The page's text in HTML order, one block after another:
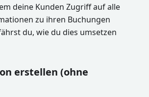
deine Kunden Zugriff auf alle
zu ihren Buchungen
du, wie du dies umsetzen
erstellen (ohne